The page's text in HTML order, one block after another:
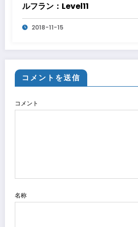
ルフラン：Level11
2018-11-15
コメントを送信
コメント
名称